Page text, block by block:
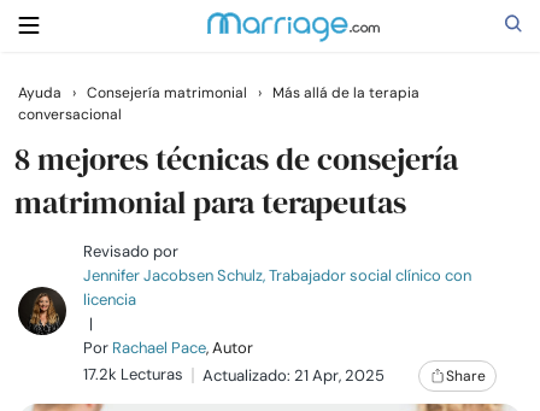
Buscar
Casarse
Relaciones
Familia
Ayuda › Consejería matrimonial ›
Más allá de la terapia
conversacional
8 mejores técnicas de consejería
matrimonial para terapeutas
Revisado por
Jennifer Jacobsen Schulz, Trabajador social clínico con
licencia
|
Por Rachael Pace, Autor
17.2k Lecturas
Actualizado: 21 Apr, 2025 Share